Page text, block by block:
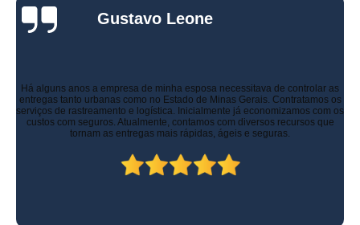
Gustavo Leone
Há alguns anos a empresa de minha esposa necessitava de controlar as
entregas tanto urbanas como no Estado de Minas Gerais. Contratamos os
serviços de rastreamento e logística. Inicialmente já economizamos com os
custos com seguros. Atualmente, contamos com diversos recursos que
tornam as entregas mais rápidas, ágeis e seguras.